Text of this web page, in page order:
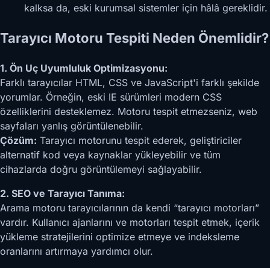
kalksa da, eski kurumsal sistemler için hâlâ gereklidir.
Tarayıcı Motoru Tespiti Neden Önemlidir?
1. Ön Uç Uyumluluk Optimizasyonu:
Farklı tarayıcılar HTML, CSS ve JavaScript'i farklı şekilde
yorumlar. Örneğin, eski IE sürümleri modern CSS
özelliklerini desteklemez. Motoru tespit etmezseniz, web
sayfaları yanlış görüntülenebilir.
Çözüm: Tarayıcı motorunu tespit ederek, geliştiriciler
alternatif kod veya kaynaklar yükleyebilir ve tüm
cihazlarda doğru görüntülemeyi sağlayabilir.
2. SEO ve Tarayıcı Tanıma:
Arama motoru tarayıcılarının da kendi “tarayıcı motorları”
vardır. Kullanıcı ajanlarını ve motorları tespit etmek, içerik
yükleme stratejilerini optimize etmeye ve indeksleme
oranlarını artırmaya yardımcı olur.